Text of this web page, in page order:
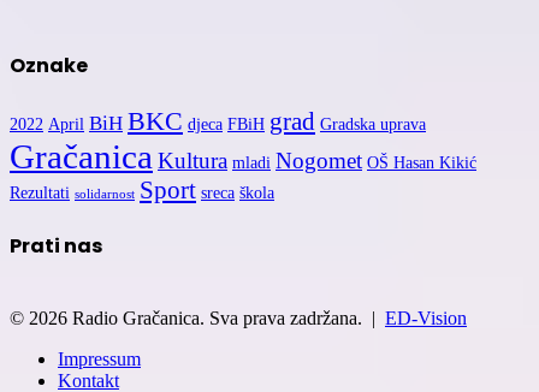
Oznake
2022 April BiH BKC djeca FBiH grad Gradska uprava
GračanicaKultura mladi Nogomet OŠ Hasan Kikić
Rezultati solidarnost Sport sreca škola
Prati nas
© 2026 Radio Gračanica. Sva prava zadržana. | ED-Vision
Impressum
Kontakt